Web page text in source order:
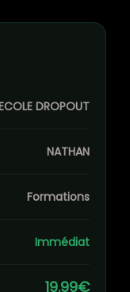
DROPOUT
NATHAN
Formations
Immédiat
19.99€